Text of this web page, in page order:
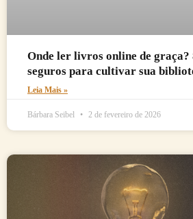
Onde ler livros online de graça?
seguros para cultivar sua
Leia Mais »
Bárbara Seibel 2 de fevereiro de 2026